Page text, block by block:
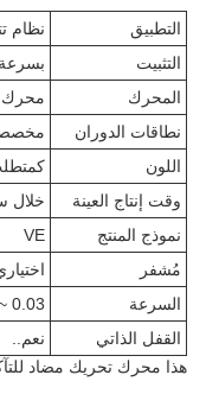
التطبيق
نظام
التثبيت
المحرك
محرك
نطاقات الدوران
اللون
وقت إنتاج العينة
خلال
نموذج المنتج
VE
مُشفر
اختياري
السرعة
0.03 ~ 1 دورة في الدقيقة
القفل الذاتي
نعم..
هذا محرك تحريك مضاد للتآكل